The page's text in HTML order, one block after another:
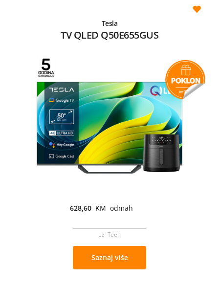
Tesla
TV QLED Q50E655GUS
628,60 KM odmah
uz Teen
Saznaj više